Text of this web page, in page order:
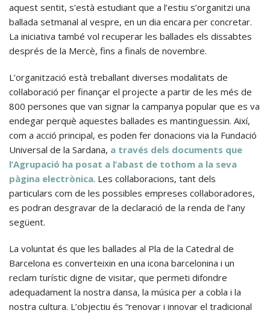
aquest sentit, s’està estudiant que a l’estiu s’organitzi una
ballada setmanal al vespre, en un dia encara per concretar.
La iniciativa també vol recuperar les ballades els dissabtes
després de la Mercè, fins a finals de novembre.
L’organització està treballant diverses modalitats de
col·laboració per finançar el projecte a partir de les més de
800 persones que van signar la campanya popular que es va
endegar perquè aquestes ballades es mantinguessin. Així,
com a acció principal, es poden fer donacions via la Fundació
Universal de la Sardana, a través dels documents que
l’Agrupació ha posat a l’abast de tothom a la seva
pàgina electrònica. Les col·laboracions, tant dels
particulars com de les possibles empreses col·laboradores,
es podran desgravar de la declaració de la renda de l’any
següent.
La voluntat és que les ballades al Pla de la Catedral de
Barcelona es converteixin en una icona barcelonina i un
reclam turístic digne de visitar, que permeti difondre
adequadament la nostra dansa, la música per a cobla i la
nostra cultura. L’objectiu és “renovar i innovar el tradicional